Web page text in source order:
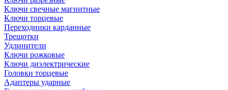
Ключи свечные магнитные
Ключи торцевые
Переходники карданные
Трещотки
Удлинители
Ключи рожковые
Ключи диэлектрические
Головки торцевые
Адаптеры ударные